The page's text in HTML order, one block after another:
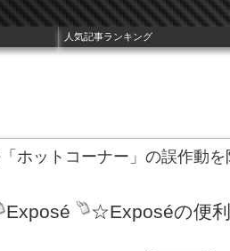
ホットコーナー」の誤作動
Exposé ☆Exposéの便
人気記事ランキング